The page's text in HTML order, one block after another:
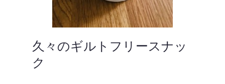
久々のギルトフリースナッ
ク